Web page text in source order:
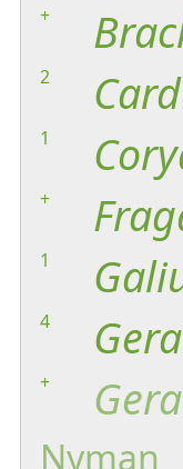
+
2
1
+
1
4
+
Nyman